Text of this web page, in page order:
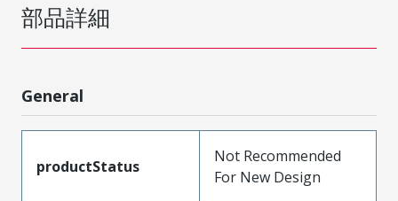
部品詳細
General
productStatus
Not Recommended
For New Design